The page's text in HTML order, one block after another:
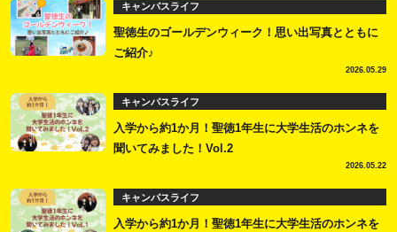
キャンパスライフ
聖徳生のゴールデンウィーク！思い出写真とともに
ご紹介♪
2026.05.29
キャンパスライフ
入学から約1か月！聖徳1年生に大学生活のホンネを
聞いてみました！Vol.2
2026.05.22
キャンパスライフ
入学から約1か月！聖徳1年生に大学生活のホンネを